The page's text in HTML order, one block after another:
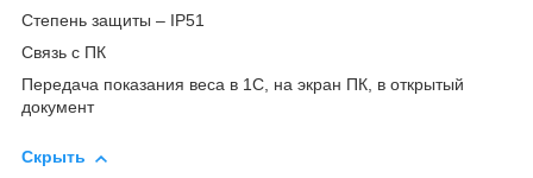
Степень защиты – IP51
Связь с ПК
Передача показания веса в 1С, на экран ПК, в открытый
документ
Скрыть